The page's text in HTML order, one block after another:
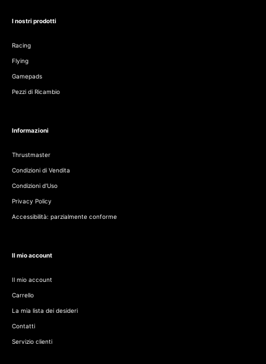
I nostri prodotti
Racing
Flying
Gamepads
Pezzi di Ricambio
Informazioni
Thrustmaster
Condizioni di Vendita
Condizioni d'Uso
Privacy Policy
Accessibilità: parzialmente conforme
Il mio account
Il mio account
Carrello
La mia lista dei desideri
Contatti
Servizio clienti